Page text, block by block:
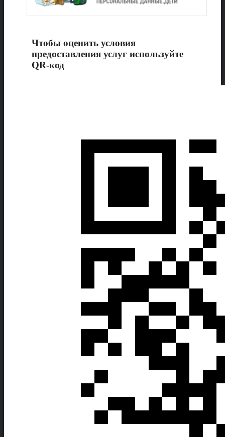
Чтобы оценить условия
предоставления услуг используйте
QR-код